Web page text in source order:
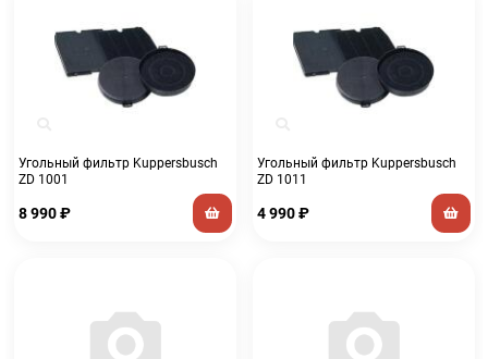
Угольный фильтр Kuppersbusch
ZD 1001
8 990₽
Угольный фильтр Kuppersbusch
ZD 1011
4 990₽